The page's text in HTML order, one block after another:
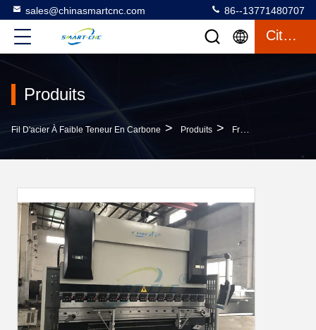
sales@chinasmartcnc.com 86--13771480707
Citation
Produits
Fil D'acier À Faible Teneur En Carbone > Produits > Frein De Presse D'OR